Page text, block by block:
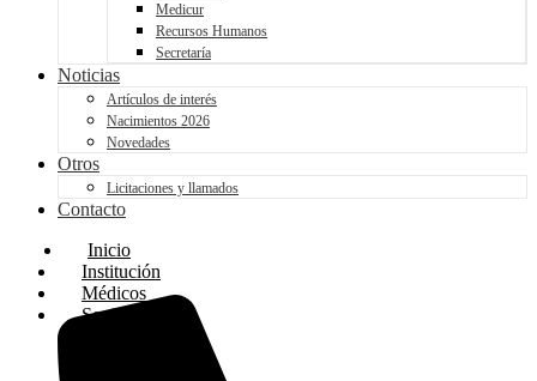
Medicur
Recursos Humanos
Secretaría
Noticias
Artículos de interés
Nacimientos 2026
Novedades
Otros
Licitaciones y llamados
Contacto
Inicio
Institución
Médicos
Socios